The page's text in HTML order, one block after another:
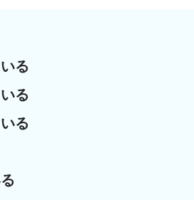
る
る
る